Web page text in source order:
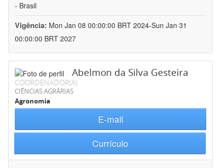
- Brasil
Vigência: Mon Jan 08 00:00:00 BRT 2024-Sun Jan 31
00:00:00 BRT 2027
Abelmon da Silva Gesteira
COORDENADOR(A)
CIÊNCIAS AGRÁRIAS
Agronomia
E-mail
Currículo